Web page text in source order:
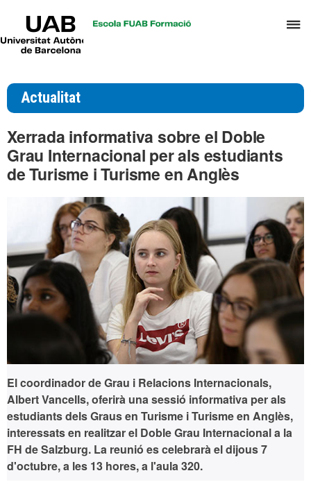
el
Universitat
Actualitat
Xerrada informativa sobre el Doble
Grau Internacional per als estudiants
de Turisme i Turisme en Anglès
El coordinador de Grau i Relacions Internacionals,
Albert Vancells, oferirà una sessió informativa per als
estudiants dels Graus en Turisme i Turisme en Anglès,
interessats en realitzar el Doble Grau Internacional a la
FH de Salzburg. La reunió es celebrarà el dijous 7
d'octubre, a les 13 hores, a l'aula 320.